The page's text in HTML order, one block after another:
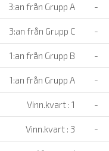
3:an från Grupp A -
3:an från Grupp C -
1:an från Grupp B -
1:an från Grupp A -
Vinn.kvart : 1 -
Vinn.kvart : 3 -